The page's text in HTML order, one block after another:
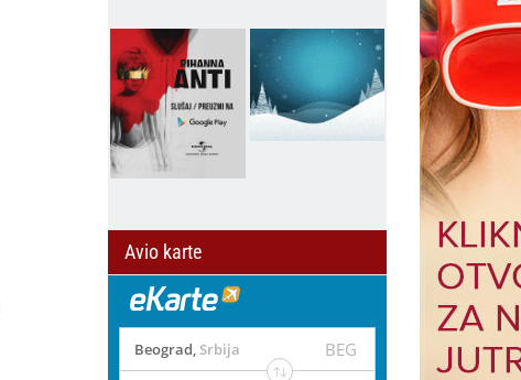
Avio karte
Beograd, Srbija BEG